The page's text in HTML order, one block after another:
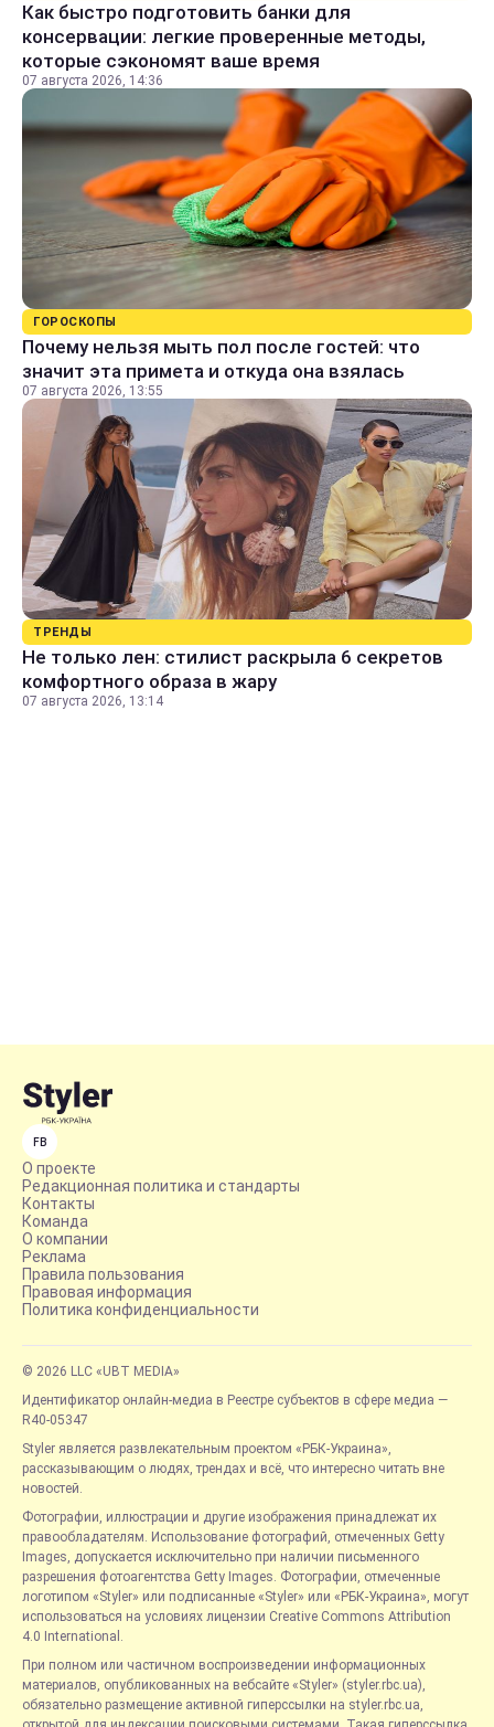
Как быстро подготовить банки для
консервации: легкие проверенные методы,
которые сэкономят ваше время
07 августа 2026, 14:36
ГОРОСКОПЫ
Почему нельзя мыть пол после гостей: что
значит эта примета и откуда она взялась
07 августа 2026, 13:55
ТРЕНДЫ
Не только лен: стилист раскрыла 6 секретов
комфортного образа в жару
07 августа 2026, 13:14
FB
О проекте
Редакционная политика и стандарты
Контакты
Команда
О компании
Реклама
Правила пользования
Правовая информация
Политика конфиденциальности
© 2026 LLC «UBT MEDIA»
Идентификатор онлайн-медиа в Реестре субъектов в сфере медиа —
R40-05347
Styler является развлекательным проектом «РБК-Украина»,
рассказывающим о людях, трендах и всё, что интересно читать вне
новостей.
Фотографии, иллюстрации и другие изображения принадлежат их
правообладателям. Использование фотографий, отмеченных Getty
Images, допускается исключительно при наличии письменного
разрешения фотоагентства Getty Images. Фотографии, отмеченные
логотипом «Styler» или подписанные «Styler» или «РБК-Украина», могут
использоваться на условиях лицензии Creative Commons Attribution
4.0 International.
При полном или частичном воспроизведении информационных
материалов, опубликованных на вебсайте «Styler» (styler.rbc.ua),
обязательно размещение активной гиперссылки на styler.rbc.ua,